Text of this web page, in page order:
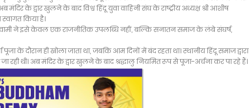
मंदिर के द्वार खुलने के बाद विश्व हिंदू युवा वाहिनी संघ के राष्ट्रीय अध्यक्ष श्री आशीष
किया है।
गोस्वामी ने इसे केवल एक राजनीतिक उपलब्धि नहीं, बल्कि सनातन समाज के लंबे संघर्ष,
दौरान ही खोला जाता था, जबकि आम दिनों में बंद रहता था। स्थानीय हिंदू समाज द्वारा
थी। अब मंदिर के द्वार खुलने के बाद श्रद्धालु नियमित रूप से पूजा-अर्चना कर पा रहे हैं।